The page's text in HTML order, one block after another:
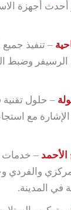
أحدث أجهزة
– تنفيذ
الرسيفر وضبط
– حلول
مع
– خدمات
والفردي
في المدينة.